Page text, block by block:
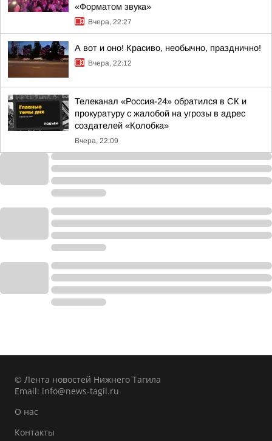
«Форматом звука»
Вчера, 22:27
А вот и оно! Красиво, необычно, празднично!
Вчера, 22:12
Телеканал «Россия-24» обратился в СК и
прокуратуру с жалобой на угрозы в адрес
создателей «Колобка»
Вчера, 22:09
© Лента новостей Нижнего Тагила
Email: info@news-tagil.ru
О нас
Контакты